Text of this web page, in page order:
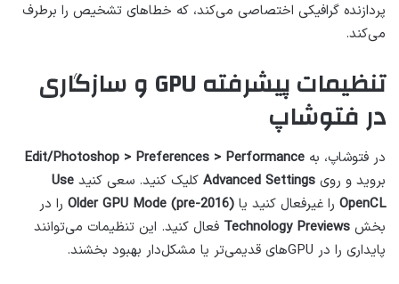
پردازنده گرافیکی اختصاصی می‌کند، که خطاهای تشخیص را برطرف
می‌کند.
تنظیمات پیشرفته GPU و سازگاری
در فتوشاپ
در فتوشاپ، به Edit/Photoshop > Preferences > Performance
بروید و روی Advanced Settings کلیک کنید. سعی کنید Use
OpenCL را غیرفعال کنید یا Older GPU Mode (pre-2016) را در
بخش Technology Previews فعال کنید. این تنظیمات می‌توانند
پایداری را در GPUهای قدیمی‌تر یا مشکل‌دار بهبود بخشند.